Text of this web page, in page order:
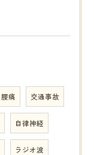
腰痛 交通事故
自律神経
ラジオ波